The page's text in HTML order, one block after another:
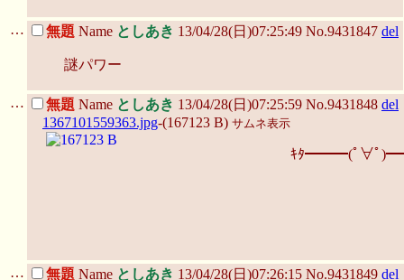
… 無題 Name としあき 13/04/28(日)07:25:49 No.9431847 del
謎パワー
… 無題 Name としあき 13/04/28(日)07:25:59 No.9431848 del
1367101559363.jpg-(167123 B) サムネ表示
ｷﾀ━━━(ﾟ∀ﾟ
… 無題 Name としあき 13/04/28(日)07:26:15 No.9431849 del